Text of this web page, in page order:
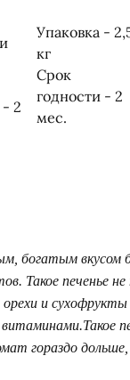
- 2
Упаковка -
кг
Срок
годности - 2
мес.
богатым вкусом
Такое печенье не
и
гораздо